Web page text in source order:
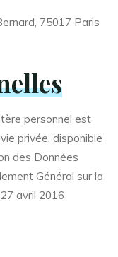
75017 Paris
personnel est
privée, disponible
des Données
Général sur la
avril 2016